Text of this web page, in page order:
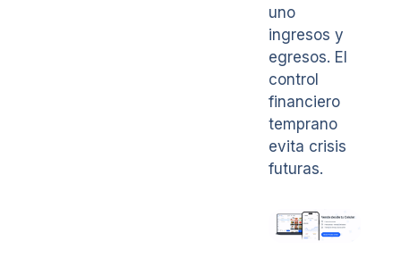
uno
ingresos y
egresos. El
control
financiero
temprano
evita crisis
futuras.